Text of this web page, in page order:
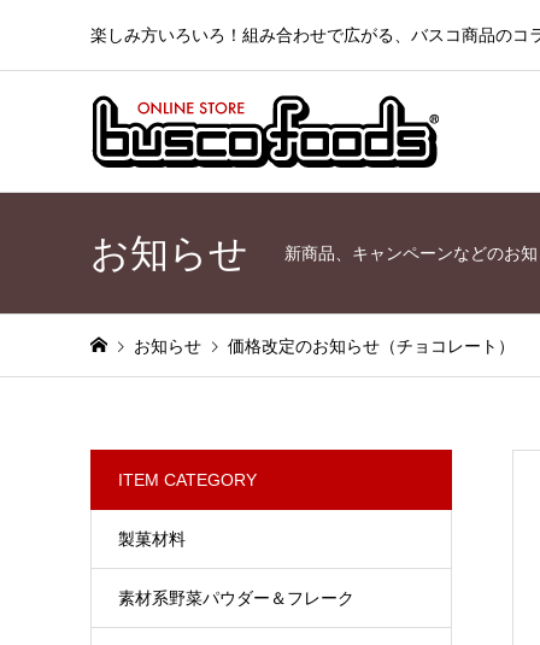
楽しみ方いろいろ！組み合わせで広がる、バスコ商品のコ
お知らせ 新商品、キャンペーンなどのお
お知らせ 価格改定のお知らせ（チョコレート）
ITEM CATEGORY
製菓材料
素材系野菜パウダー＆フレーク